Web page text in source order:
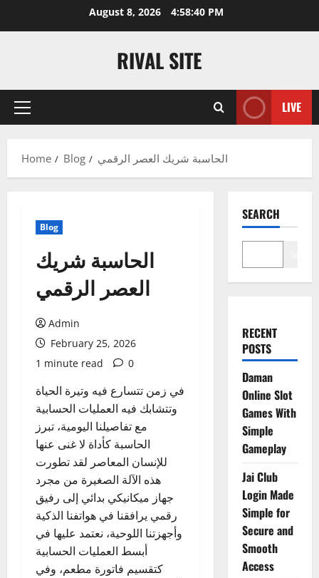
August 8, 2026 4:58:40 PM
RIVAL SITE
Primary
LIVE
Home Blog الحاسبة شريك العصر الرقمي
Blog
الحاسبة شريك
العصر الرقمي
Admin
February 25, 2026
1 minute read
0
في زمن تتسارع فيه وتيرة الحياة
وتتشابك فيه العمليات الحسابية
مع تفاصيلنا اليومية، تبرز
الحاسبة كأداة لا غنى عنها
للإنسان المعاصر لقد تطورت
هذه الآلة الصغيرة من مجرد
جهاز ميكانيكي بدائي إلى رفيق
رقمي يرافقنا في هواتفنا الذكية
وأجهزتنا اللوحية، نعتمد عليها في
أبسط العمليات الحسابية
كتقسيم فاتورة مطعم، وفي
SEARCH
RECENT
POSTS
Daman
Online Slot
Games With
Simple
Gameplay
Jai Club
Login Made
Simple for
Secure and
Smooth
Access